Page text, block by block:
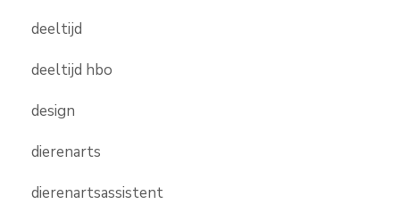
deeltijd
deeltijd hbo
design
dierenarts
dierenartsassistent